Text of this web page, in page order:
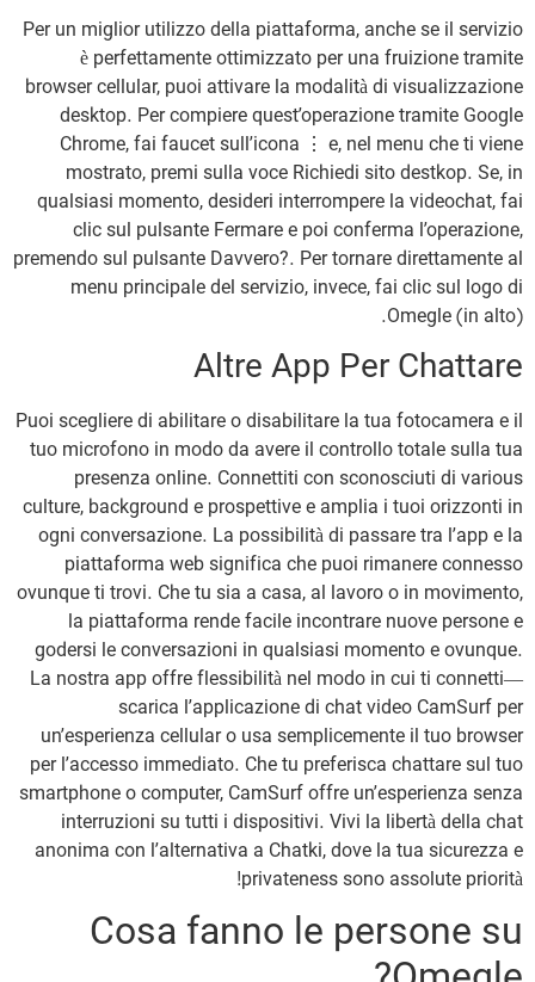
Per un miglior utilizzo della piattaforma, anche se il servizio
è perfettamente ottimizzato per una fruizione tramite
browser cellular, puoi attivare la modalità di visualizzazione
desktop. Per compiere quest’operazione tramite Google
Chrome, fai faucet sull’icona ⋮ e, nel menu che ti viene
mostrato, premi sulla voce Richiedi sito destkop. Se, in
qualsiasi momento, desideri interrompere la videochat, fai
clic sul pulsante Fermare e poi conferma l’operazione,
premendo sul pulsante Davvero?. Per tornare direttamente al
menu principale del servizio, invece, fai clic sul logo di
Omegle (in alto).
Altre App Per Chattare
Puoi scegliere di abilitare o disabilitare la tua fotocamera e il
tuo microfono in modo da avere il controllo totale sulla tua
presenza online. Connettiti con sconosciuti di various
culture, background e prospettive e amplia i tuoi orizzonti in
ogni conversazione. La possibilità di passare tra l’app e la
piattaforma web significa che puoi rimanere connesso
ovunque ti trovi. Che tu sia a casa, al lavoro o in movimento,
la piattaforma rende facile incontrare nuove persone e
godersi le conversazioni in qualsiasi momento e ovunque.
La nostra app offre flessibilità nel modo in cui ti connetti—
scarica l’applicazione di chat video CamSurf per
un’esperienza cellular o usa semplicemente il tuo browser
per l’accesso immediato. Che tu preferisca chattare sul tuo
smartphone o computer, CamSurf offre un’esperienza senza
interruzioni su tutti i dispositivi. Vivi la libertà della chat
anonima con l’alternativa a Chatki, dove la tua sicurezza e
privateness sono assolute priorità!
Cosa fanno le persone su